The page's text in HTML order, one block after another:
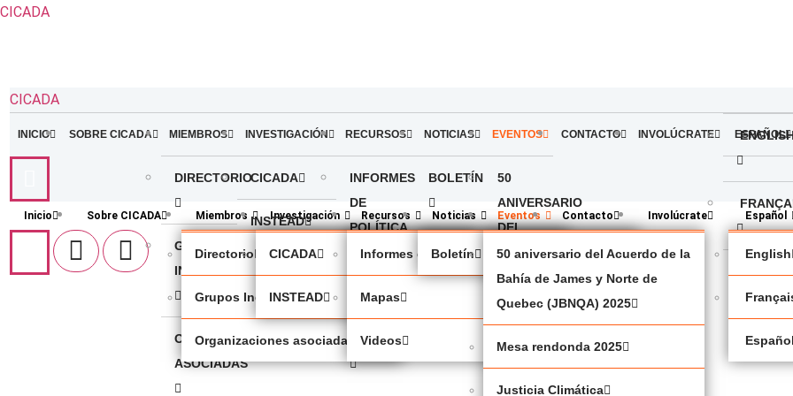
CICADA
CICADA
INICIO SOBRE CICADA MIEMBROS
DIRECTORIO
GRUPOS
INDÍGENAS
ORGANIZACIONES
ASOCIADAS
INVESTIGACIÓN
CICADA
INSTEAD
RECURSOS
INFORMES
DE
POLÍTICA
MAPAS
VIDEOS
NOTICIAS
BOLETÍN
EVENTOS
50
ANIVERSARIO
DEL
ACUERDO
DE LA
BAHÍA
DE
JAMES
CONTACTO INVOLÚCRATE ESPAÑOL
Inicio Sobre CICADA Miembros
Directorio
Grupos Indígenas
Organizaciones asociadas
Investigación
CICADA
INSTEAD
Recursos
Informes de política
Mapas
Videos
Noticias
Boletín
Eventos
50 aniversario del Acuerdo de la
Bahía de James y Norte de
Quebec (JBNQA) 2025
Mesa rendonda 2025
Justicia Climática
Contacto Involúcrate Español
English
Español